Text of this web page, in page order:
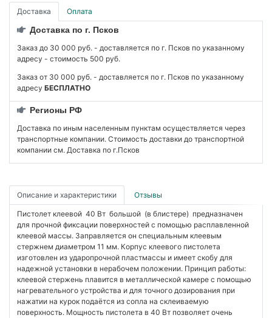
Доставка Оплата
Доставка по г. Псков
Заказ до 30 000 руб. - доставляется по г. Псков по указанному
адресу - стоимость 500 руб.
Заказ от 30 000 руб. - доставляется по г. Псков по указанному
адресу БЕСПЛАТНО
Регионы РФ
Доставка по иным населенным пунктам осуществляется через
транспортные компании. Стоимость доставки до транспортной
компании см. Доставка по г.Псков
Описание и характеристики Отзывы
Пистолет клеевой 40 Вт большой (в блистере) предназначен
для прочной фиксации поверхностей с помощью расплавленной
клеевой массы. Заправляется он специальным клеевым
стержнем диаметром 11 мм. Корпус клеевого пистолета
изготовлен из ударопрочной пластмассы и имеет скобу для
надежной установки в нерабочем положении. Принцип работы:
клеевой стержень плавится в металлической камере с помощью
нагревательного устройства и для точного дозирования при
нажатии на курок подаётся из сопла на склеиваемую
поверхность. Мощность пистолета в 40 Вт позволяет очень